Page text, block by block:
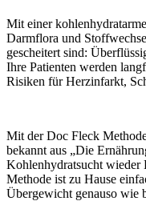
Mit einer
Darmflora und
gescheitert sind:
Ihre Patienten werden
Risiken für Herzinfarkt,
Mit der Doc Fleck
bekannt aus „Die
Kohlenhydratsucht wieder
Methode ist zu Hause
Übergewicht genauso wie